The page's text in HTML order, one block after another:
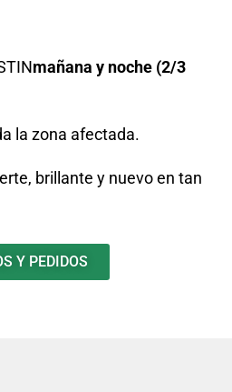
mañana y noche (2/3
la zona afectada.
brillante y nuevo en tan
Y PEDIDOS